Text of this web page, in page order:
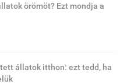
örömöt? Ezt mondja a
állatok itthon: ezt tedd, ha